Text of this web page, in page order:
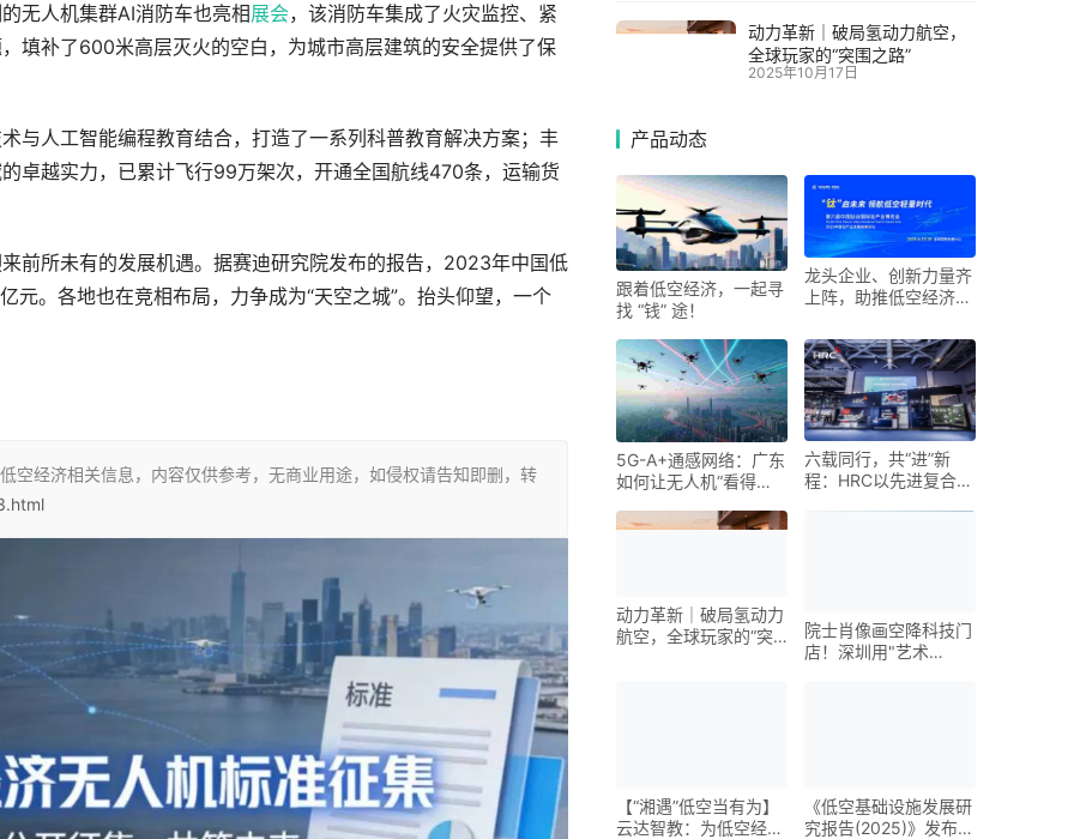
无人机集群AI消防车也亮相展会，该消防车集成了火灾监控、紧
填补了600米高层灭火的空白，为城市高层建筑的安全提供了保
与人工智能编程教育结合，打造了一系列科普教育解决方案；丰
卓越实力，已累计飞行99万架次，开通全国航线470条，运输货
前所未有的发展机遇。据赛迪研究院发布的报告，2023年中国低
。各地也在竞相布局，力争成为“天空之城”。抬头仰望，一个
空经济相关信息，内容仅供参考，无商业用途，如侵权请告知即删，转
动力革新｜破局氢动力航空，
全球玩家的“突围之路”
2025年10月17日
产品动态
跟着低空经济，一起寻
找 “钱” 途！
龙头企业、创新力量齐
上阵，助推低空经济进
国钛谷国际钛产业博览
会将于下月在宝鸡举
5G-A+通感网络：广东
如何让无人机“看得
六载同行，共“进”新
程：HRC以先进复合材
动力革新｜破局氢动力
航空，全球玩家的“突
院士肖像画空降科技门
店！深圳用"艺术
【“湘遇”低空当有为】
云达智教：为低空经济
《低空基础设施发展研
究报告(2025)》发布